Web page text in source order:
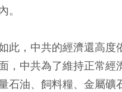
。
此，中共的經濟還高度
，中共為了維持正常經
石油、飼料糧、金屬礦